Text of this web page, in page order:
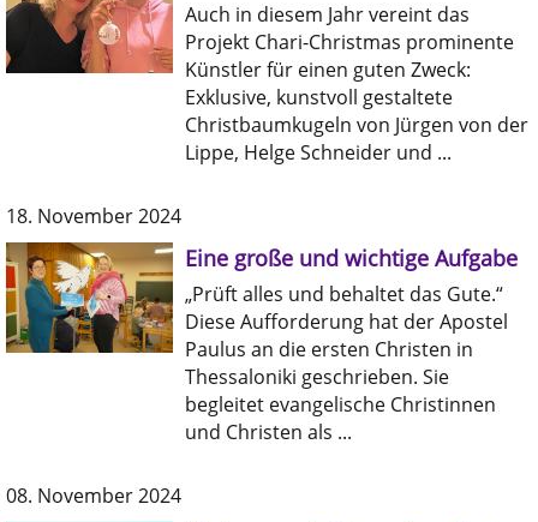
Auch in diesem Jahr vereint das
Projekt Chari-Christmas prominente
Künstler für einen guten Zweck:
Exklusive, kunstvoll gestaltete
Christbaumkugeln von Jürgen von der
Lippe, Helge Schneider und ...
18. November 2024
Eine große und wichtige Aufgabe
„Prüft alles und behaltet das Gute.“
Diese Aufforderung hat der Apostel
Paulus an die ersten Christen in
Thessaloniki geschrieben. Sie
begleitet evangelische Christinnen
und Christen als ...
08. November 2024